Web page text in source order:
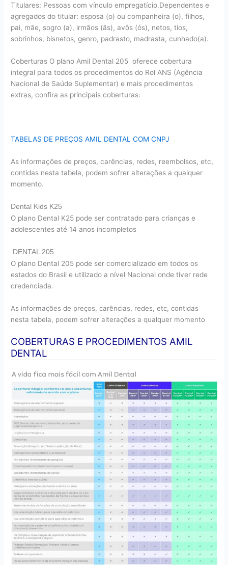
Titulares: Pessoas com vínculo empregatício.Dependentes e
agregados do titular: esposa (o) ou companheira (o), filhos,
pai, mãe, sogro (a), irmãos (ãs), avôs (ós), netos, tios,
sobrinhos, bisnetos, genro, padrasto, madrasta, cunhado(a).
Coberturas O plano Amil Dental 205 oferece cobertura
integral para todos os procedimentos do Rol ANS (Agência
Nacional de Saúde Suplementar) e mais procedimentos
extras, confira as principais coberturas:
TABELAS DE PREÇOS AMIL DENTAL COM CNPJ
As informações de preços, carências, redes, reembolsos, etc,
contidas nesta tabela, podem sofrer alterações a qualquer
momento.
Dental Kids K25
O plano Dental K25 pode ser contratado para crianças e
adolescentes até 14 anos incompletos
DENTAL 205.
O plano Dental 205 pode ser comercializado em todos os
estados do Brasil e utilizado a nível Nacional onde tiver rede
credenciada.
As informações de preços, carências, redes, etc, contidas
nesta tabela, podem sofrer alterações a qualquer momento
COBERTURAS E PROCEDIMENTOS AMIL
DENTAL